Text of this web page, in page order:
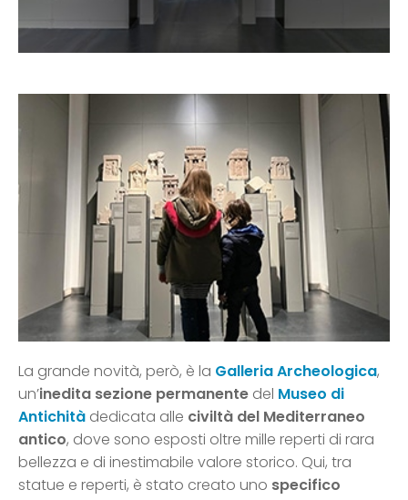
La grande novità, però, è la Galleria Archeologica,
un’inedita sezione permanente del Museo di
Antichità dedicata alle civiltà del Mediterraneo
antico, dove sono esposti oltre mille reperti di rara
bellezza e di inestimabile valore storico. Qui, tra
statue e reperti, è stato creato uno specifico